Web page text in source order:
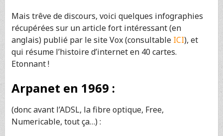
Mais trêve de discours, voici quelques infographies
récupérées sur un article fort intéressant (en
anglais) publié par le site Vox (consultable ICI), et
qui résume l’histoire d’internet en 40 cartes.
Etonnant !
Arpanet en 1969 :
(donc avant l’ADSL, la fibre optique, Free,
Numericable, tout ça…) :